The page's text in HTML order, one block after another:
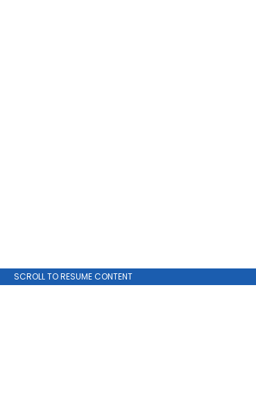
SCROLL TO RESUME CONTENT